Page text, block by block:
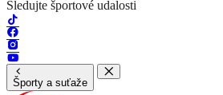
Sledujte športové udalosti
Športy a suťaže